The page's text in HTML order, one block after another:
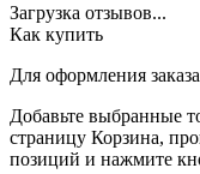
Загрузка отзывов...
Как купить
Для оформления заказа
Добавьте выбранные
страницу Корзина,
позиций и нажмите